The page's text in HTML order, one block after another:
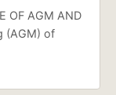
OF AGM AND
(AGM) of